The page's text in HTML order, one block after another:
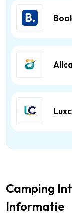
Camping
Informatie